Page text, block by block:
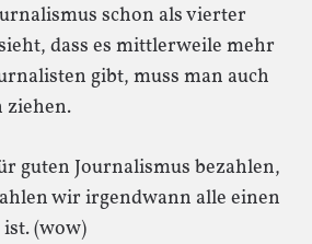
schon als vierter
dass es mittlerweile mehr
gibt, muss man auch
ziehen.
guten Journalismus bezahlen,
wir irgendwann alle einen
(wow)